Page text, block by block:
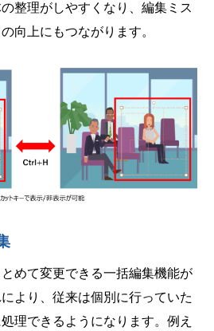
整理がしやすくなり、編集ミス
向上にもつながります。
めて変更できる一括編集機能が
より、従来は個別に行っていた
理できるようになります。例え